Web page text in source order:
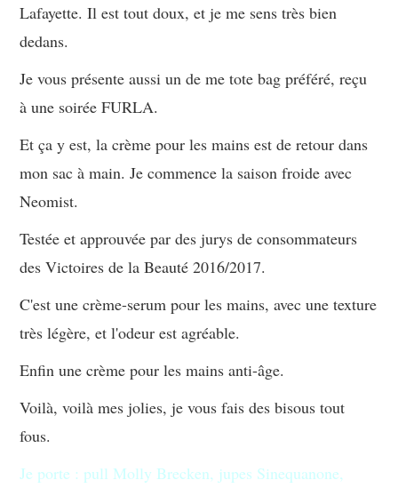
Lafayette. Il est tout doux, et je me sens très bien
dedans.
Je vous présente aussi un de me tote bag préféré, reçu
à une soirée FURLA.
Et ça y est, la crème pour les mains est de retour dans
mon sac à main. Je commence la saison froide avec
Neomist.
Testée et approuvée par des jurys de consommateurs
des Victoires de la Beauté 2016/2017.
C'est une crème-serum pour les mains, avec une texture
très légère, et l'odeur est agréable.
Enfin une crème pour les mains anti-âge.
Voilà, voilà mes jolies, je vous fais des bisous tout
fous.
Je porte : pull Molly Brecken, jupes Sinequanone,